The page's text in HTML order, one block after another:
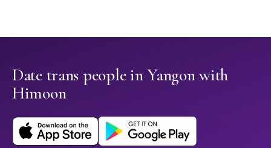
Date trans people in Yangon with
Himoon